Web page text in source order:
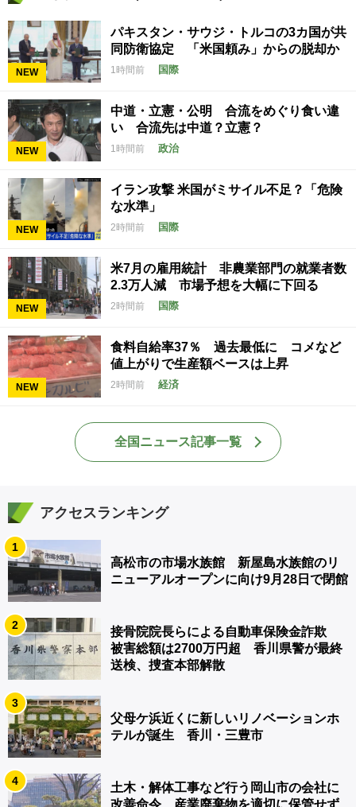
NEW
パキスタン・サウジ・トルコの3カ国が共
同防衛協定 「米国頼み」からの脱却か
1時間前 国際
NEW
中道・立憲・公明 合流をめぐり食い違
い 合流先は中道？立憲？
1時間前 政治
NEW
イラン攻撃 米国がミサイル不足？「危険
な水準」
2時間前 国際
NEW
米7月の雇用統計 非農業部門の就業者数
2.3万人減 市場予想を大幅に下回る
2時間前 国際
NEW
食料自給率37％ 過去最低に コメなど
値上がりで生産額ベースは上昇
2時間前 経済
全国ニュース記事一覧
アクセスランキング
1
高松市の市場水族館 新屋島水族館のリ
ニューアルオープンに向け9月28日で閉館
2
接骨院院長らによる自動車保険金詐欺
被害総額は2700万円超 香川県警が最終
送検、捜査本部解散
3
父母ケ浜近くに新しいリノベーションホ
テルが誕生 香川・三豊市
4
土木・解体工事など行う岡山市の会社に
改善命令 産業廃棄物を適切に保管せず